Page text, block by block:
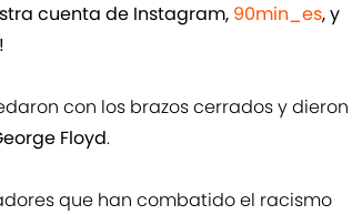
cuenta de Instagram, 90min_es, y
!
con los brazos cerrados y dieron
Floyd.
que han combatido el racismo